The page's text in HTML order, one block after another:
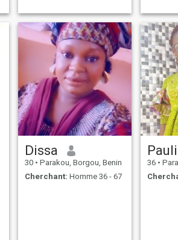
Dissa
30 • Parakou, Borgou, Benin
Cherchant: Homme 36 - 67
36 •